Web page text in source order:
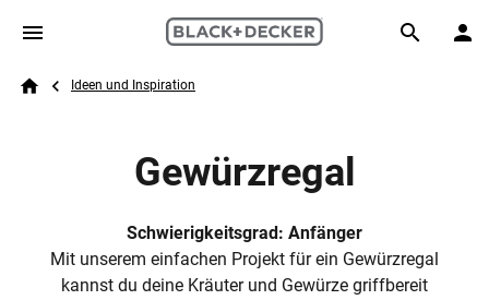
Skip to main content
Search
Breadcrumb
Ideen und Inspiration
Gewürzregal
Schwierigkeitsgrad: Anfänger
Mit unserem einfachen Projekt für ein Gewürzregal
kannst du deine Kräuter und Gewürze griffbereit